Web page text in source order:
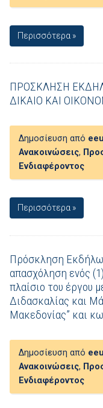
Περισσότερα »
ΠΡΟΣΚΛΗΣΗ
ΔΙΚΑΙΟ ΚΑΙ
Δημοσίευση από
Ανακοινώσεις,
Ενδιαφέροντος
Περισσότερα »
Πρόσκληση
απασχόληση ενός
πλαίσιο του έργου
Διδασκαλίας και
Μακεδονίας” και
Δημοσίευση από
Ανακοινώσεις,
Ενδιαφέροντος